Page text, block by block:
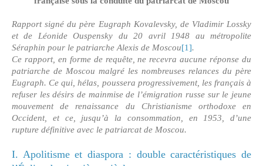
Rapport signé du père Eugraph Kovalevsky, de Vladimir Lossky
et de Léonide Ouspensky du 20 avril 1948 au métropolite
Séraphin pour le patriarche Alexis de Moscou[1].
Ce rapport, en forme de requête, ne recevra aucune réponse du
patriarche de Moscou malgré les nombreuses relances du père
Eugraph. Ce qui, hélas, poussera progressivement, les français à
refuser les désirs de mainmise de l’émigration russe sur le jeune
mouvement de renaissance du Christianisme orthodoxe en
Occident, et ce, jusqu’à la consommation, en 1953, d’une
rupture définitive avec le patriarcat de Moscou.
I. Apolitisme et diaspora : double caractéristiques de